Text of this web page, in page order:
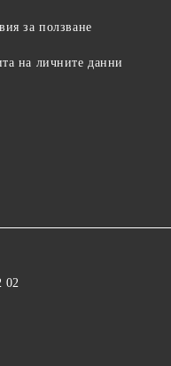
за ползване
на личните данни
02